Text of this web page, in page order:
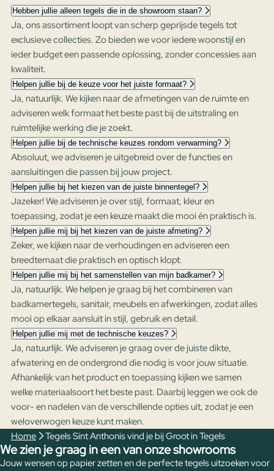
Hebben jullie alleen tegels die in de showroom staan?
Ja, ons assortiment loopt van scherp geprijsde tegels tot
exclusieve collecties. Zo bieden we voor iedere woonstijl en
ieder budget een passende oplossing, zonder concessies aan
kwaliteit.
Helpen jullie bij de keuze voor het juiste formaat?
Ja, natuurlijk. We kijken naar de afmetingen van de ruimte en
adviseren welk formaat het beste past bij de uitstraling en
ruimtelijke werking die je zoekt.
Helpen jullie bij de technische keuzes rondom verwarming?
Absoluut, we adviseren je uitgebreid over de functies en
aansluitingen die passen bij jouw project.
Helpen jullie bij het kiezen van de juiste binnentegel?
Jazeker! We adviseren je over stijl, formaat, kleur en
toepassing, zodat je een keuze maakt die mooi én praktisch is.
Helpen jullie mij bij het kiezen van de juiste afmeting?
Zeker, we kijken naar de verhoudingen en adviseren een
breedtemaat die praktisch en optisch klopt.
Helpen jullie mij bij het samenstellen van mijn badkamer?
Ja, natuurlijk. We helpen je graag bij het combineren van
badkamertegels, sanitair, meubels en afwerkingen, zodat alles
mooi op elkaar aansluit in stijl, gebruik en detail.
Helpen jullie mij met de technische keuzes?
Ja, natuurlijk. We adviseren je graag over de juiste dikte,
afwatering en de ondergrond die nodig is voor jouw situatie.
Afhankelijk van het product en toepassing kijken we samen
welke materiaalsoort het beste past. Daarbij leggen we ook de
voor- en nadelen van de verschillende opties uit, zodat je een
weloverwogen keuze kunt maken.
Home
Tegels Sint Anthonis vind je bij Groot in Tegels
We zien je graag in een van onze showrooms
Jouw wensen op papier zetten en de perfecte tegels uitzoeken voor